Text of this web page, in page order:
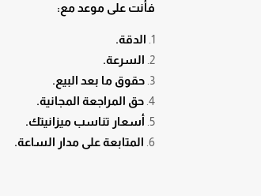
فأنت على موعد مع:
الدقة.
السرعة.
حقوق ما بعد البيع.
حق المراجعة المجانية.
أسعار تناسب ميزانيتك.
المتابعة على مدار الساعة.